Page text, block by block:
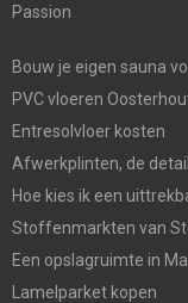
Passion
Bouw je eigen sauna
PVC vloeren
Entresolvloer kosten
Afwerkplinten, de
Hoe kies ik een
Stoffenmarkten van
Een opslagruimte in
Lamelparket kopen